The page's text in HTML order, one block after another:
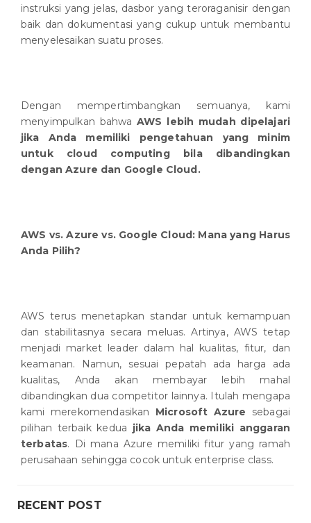
instruksi yang jelas, dasbor yang teroraganisir dengan
baik dan dokumentasi yang cukup untuk membantu
menyelesaikan suatu proses.
Dengan mempertimbangkan semuanya, kami
menyimpulkan bahwaAWS lebih mudah dipelajari
jika Anda memiliki pengetahuan yang minim
untuk cloud computing bila dibandingkan
dengan Azure dan Google Cloud.
AWS vs. Azure vs. Google Cloud: Mana yang Harus
Anda Pilih?
AWS terus menetapkan standar untuk kemampuan
dan stabilitasnya secara meluas. Artinya, AWS tetap
menjadi market leader dalam hal kualitas, fitur, dan
keamanan. Namun, sesuai pepatah ada harga ada
kualitas, Anda akan membayar lebih mahal
dibandingkan dua competitor lainnya. Itulah mengapa
kami merekomendasikan Microsoft Azure sebagai
pilihan terbaik kedua jika Anda memiliki anggaran
terbatas. Di mana Azure memiliki fitur yang ramah
perusahaan sehingga cocok untuk enterprise class.
RECENT POST